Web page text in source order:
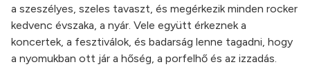
a szeszélyes, szeles tavaszt, és megérkezik minden rocker
kedvenc évszaka, a nyár. Vele együtt érkeznek a
koncertek, a fesztiválok, és badarság lenne tagadni, hogy
a nyomukban ott jár a hőség, a porfelhő és az izzadás.